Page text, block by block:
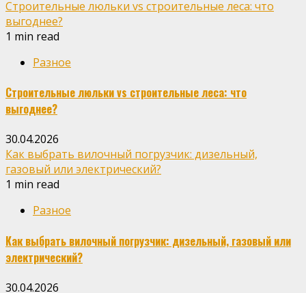
Строительные люльки vs строительные леса: что
выгоднее?
1 min read
Разное
Строительные люльки vs строительные леса: что
выгоднее?
30.04.2026
Как выбрать вилочный погрузчик: дизельный,
газовый или электрический?
1 min read
Разное
Как выбрать вилочный погрузчик: дизельный, газовый или
электрический?
30.04.2026